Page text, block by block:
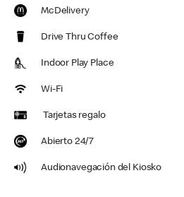
McDelivery
Drive Thru Coffee
Indoor Play Place
Wi-Fi
Tarjetas regalo
Abierto 24/7
Audionavegación del Kiosko